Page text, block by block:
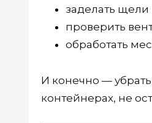
заделать щели
проверить
обработать
И конечно —
контейнерах, не